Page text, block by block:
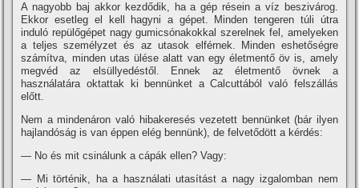
A nagyobb baj akkor kezdődik, ha a gép résein a ví­z beszivárog.
Ekkor esetleg el kell hagyni a gépet. Minden tengeren túli útra
induló repülőgépet nagy gumicsónakokkal szerelnek fel, amelyeken
a teljes személyzet és az utasok elférnek. Minden eshetőségre
számí­tva, minden utas ülése alatt van egy életmentő öv is, amely
megvéd az elsüllyedéstől. Ennek az életmentő övnek a
használatára oktattak ki bennünket a Calcuttából való felszállás
előtt.
Nem a mindenáron való hibakeresés vezetett bennünket (bár ilyen
hajlandóság is van éppen elég bennünk), de felvetődött a kérdés:
— No és mit csinálunk a cápák ellen? Vagy:
— Mi történik, ha a használati utasí­tást a nagy izgalomban nem